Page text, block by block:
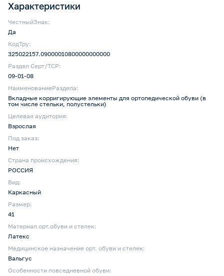
Характеристики
ЧестныйЗнак:
Да
КодТру:
325022157.09000010800000000000
Раздел Серт/ТСР:
09-01-08
НаименованиеРаздела:
Вкладные корригирующие элементы для ортопедической обуви (в
том числе стельки, полустельки)
Целевая аудитория:
Взрослая
Под заказ:
Нет
Страна происхождения:
РОССИЯ
Вид:
Каркасный
Размер:
41
Материал орт.обуви и стелек:
Латекс
Медицинское назначение орт. обуви и стелек:
Вальгус
Особенности повседневной обуви: